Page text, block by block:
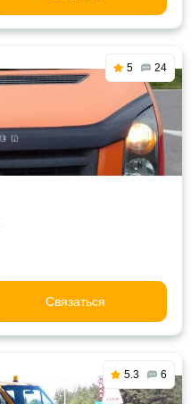
5 24
Связаться
5.3 6